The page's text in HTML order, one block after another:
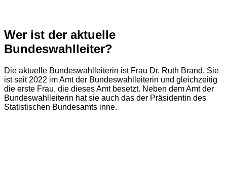
Wer ist der aktuelle
Bundeswahlleiter?
Die aktuelle Bundeswahlleiterin ist Frau Dr. Ruth Brand. Sie
ist seit 2022 im Amt der Bundeswahlleiterin und gleichzeitig
die erste Frau, die dieses Amt besetzt. Neben dem Amt der
Bundeswahlleiterin hat sie auch das der Präsidentin des
Statistischen Bundesamts inne.